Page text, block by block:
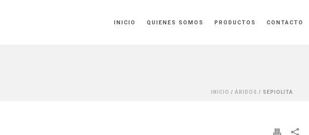
INICIO QUIENES SOMOS PRODUCTOS CONTACTO
INICIO / ÁRIDOS / SEPIOLITA